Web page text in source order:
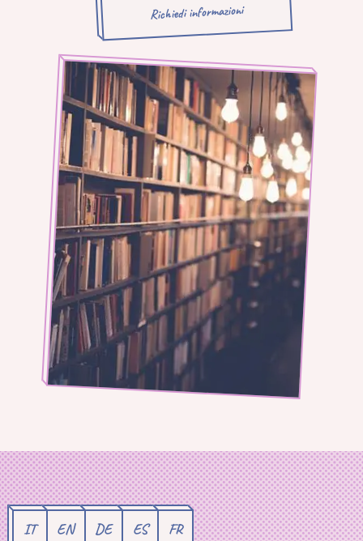
Richiedi informazioni
IT EN DE ES FR